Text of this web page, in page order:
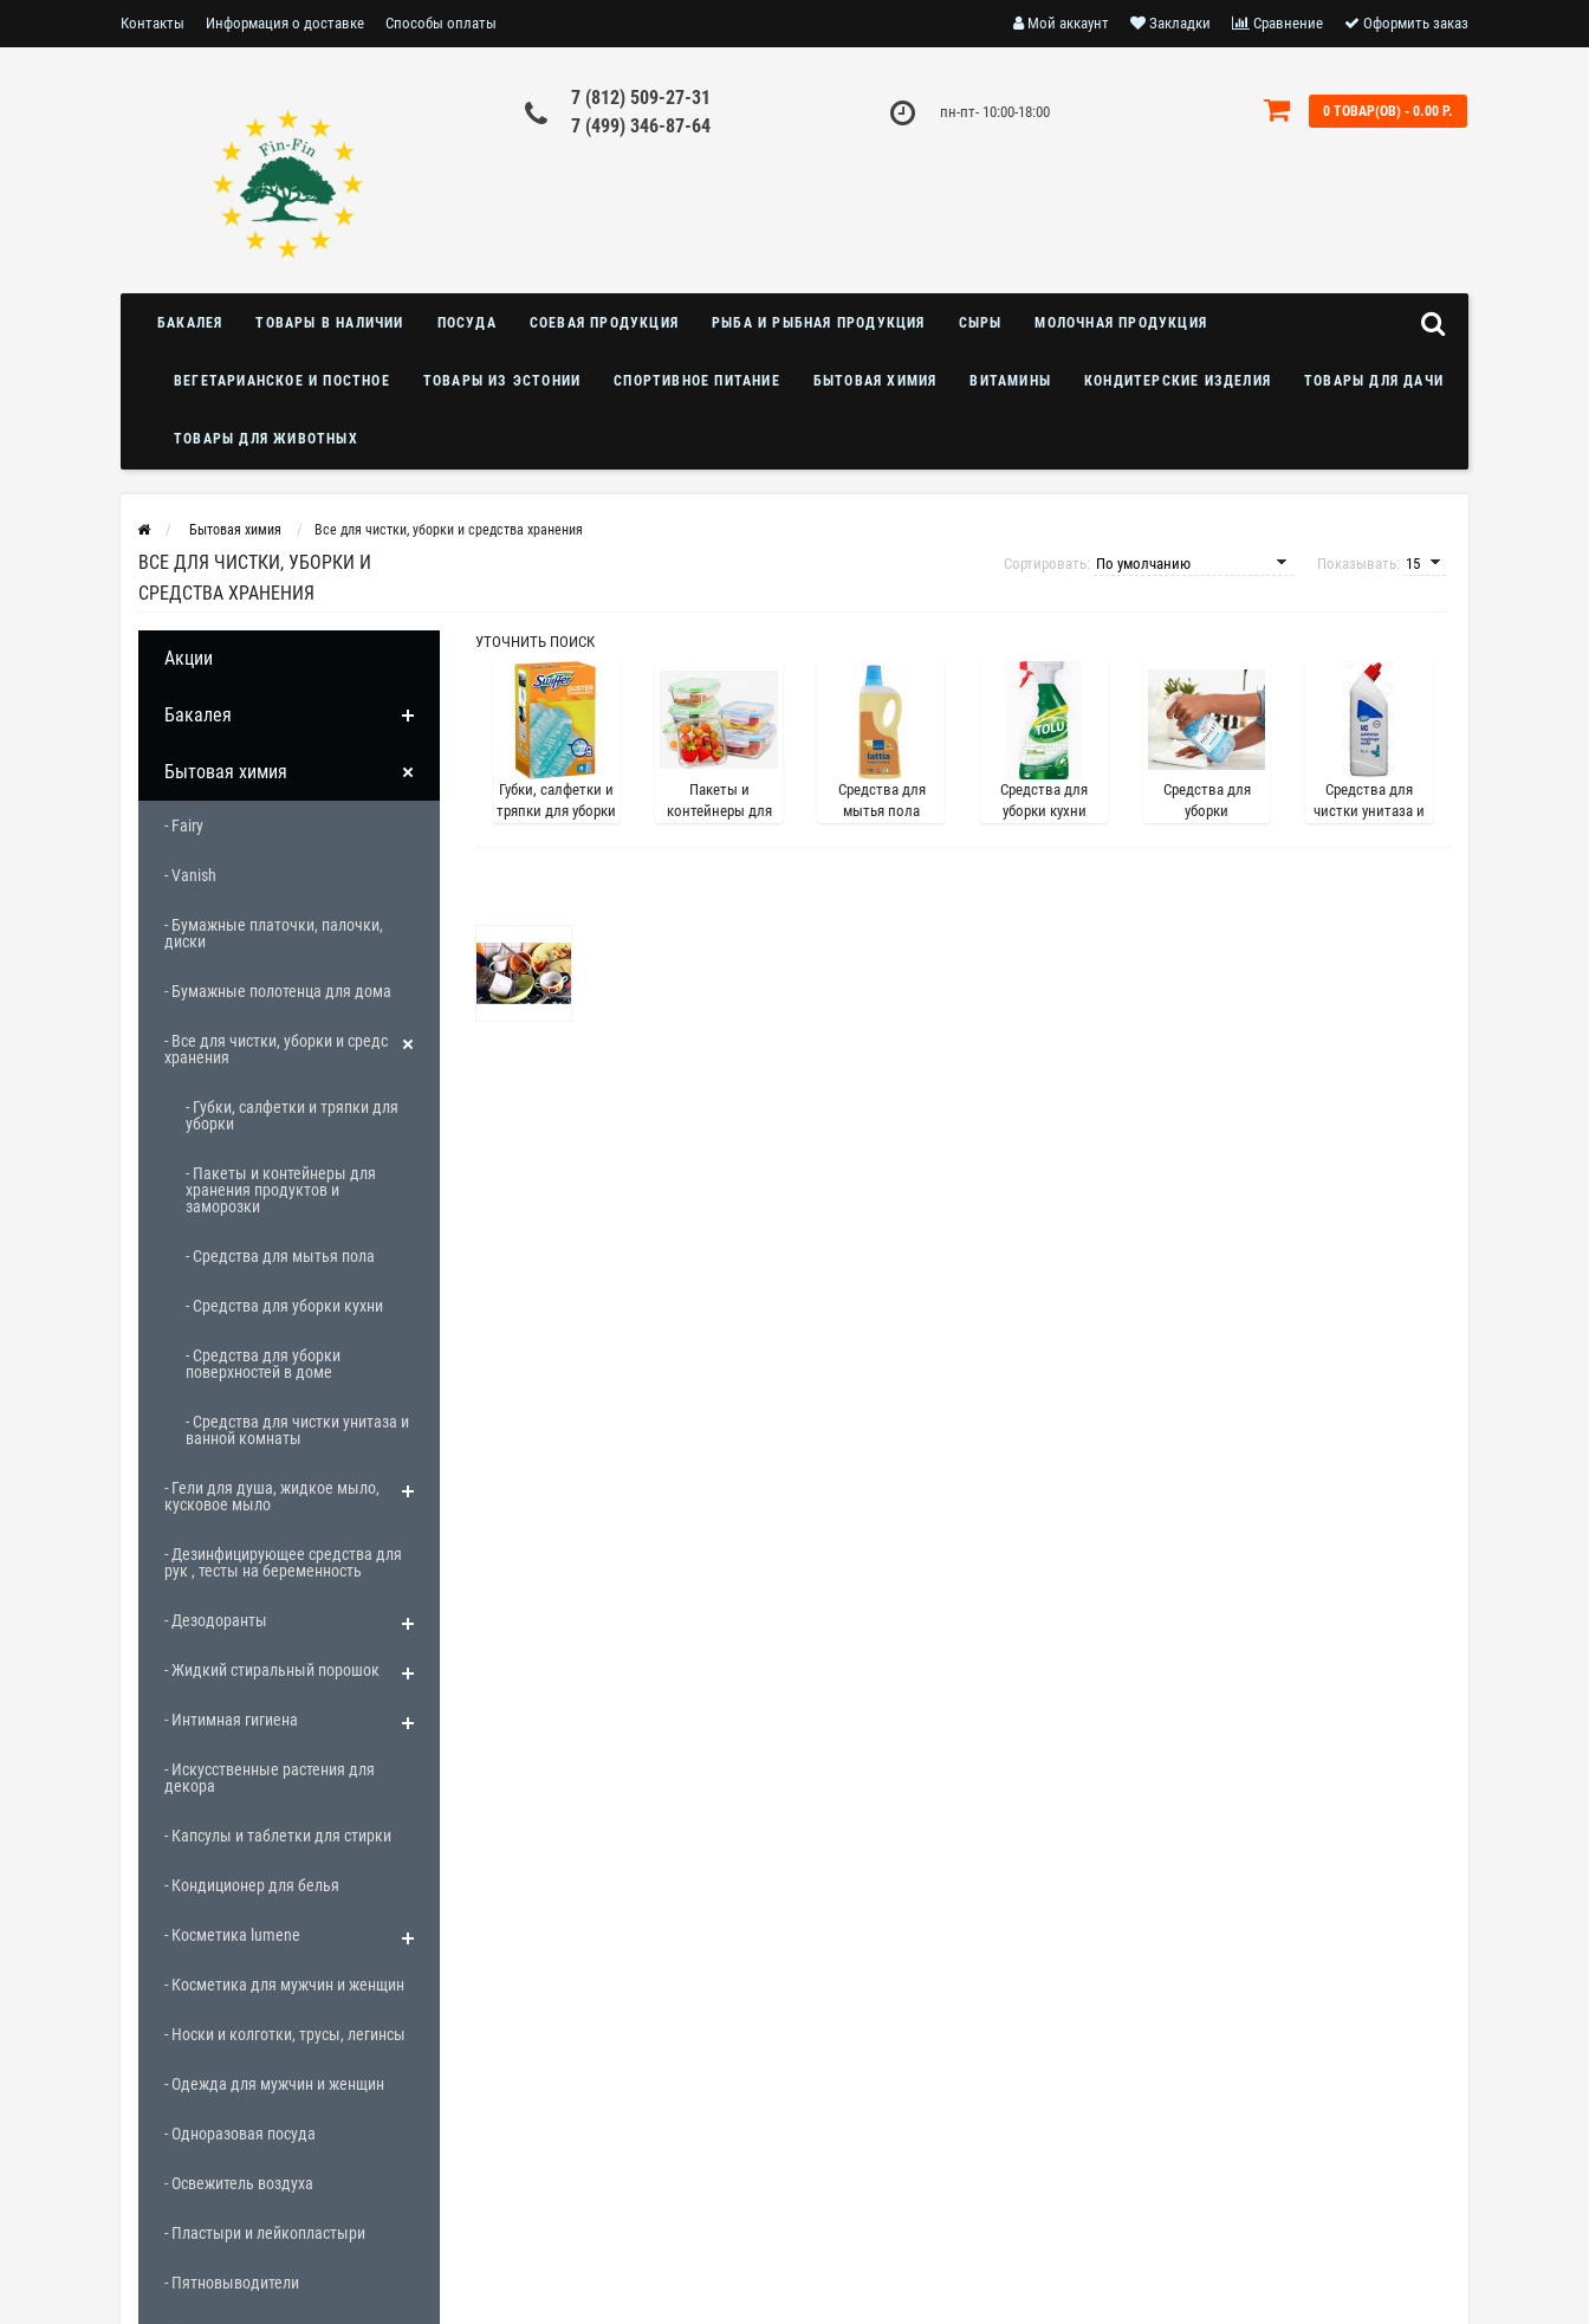
Контакты Информация о доставке Способы оплаты Мой аккаунт Закладки Сравнение Оформить заказ
7 (812) 509-27-31
7 (499) 346-87-64
пн-пт- 10:00-18:00 0 ТОВАР(ОВ) - 0.00 Р.
БАКАЛЕЯ ТОВАРЫ В НАЛИЧИИ ПОСУДА СОЕВАЯ ПРОДУКЦИЯ РЫБА И РЫБНАЯ ПРОДУКЦИЯ СЫРЫ МОЛОЧНАЯ ПРОДУКЦИЯ
ВЕГЕТАРИАНСКОЕ И ПОСТНОЕ ТОВАРЫ ИЗ ЭСТОНИИ СПОРТИВНОЕ ПИТАНИЕ БЫТОВАЯ ХИМИЯ ВИТАМИНЫ КОНДИТЕРСКИЕ ИЗДЕЛИЯ ТОВАРЫ ДЛЯ ДАЧИ
ТОВАРЫ ДЛЯ ЖИВОТНЫХ
Бытовая химия Все для чистки, уборки и средства хранения
ВСЕ ДЛЯ ЧИСТКИ, УБОРКИ И
СРЕДСТВА ХРАНЕНИЯ
Показывать:
Сортировать:
Акции
Бакалея
Бытовая химия
- Fairy
- Vanish
- Бумажные платочки, палочки,
диски
- Бумажные полотенца для дома
- Все для чистки, уборки и средства
хранения
- Губки, салфетки и тряпки для
уборки
- Пакеты и контейнеры для
хранения продуктов и
заморозки
- Средства для мытья пола
- Средства для уборки кухни
- Средства для уборки
поверхностей в доме
- Средства для чистки унитаза и
ванной комнаты
- Гели для душа, жидкое мыло,
кусковое мыло
- Дезинфицирующее средства для
рук , тесты на беременность
- Дезодоранты
- Жидкий стиральный порошок
- Интимная гигиена
- Искусственные растения для
декора
- Капсулы и таблетки для стирки
- Кондиционер для белья
- Косметика lumene
- Косметика для мужчин и женщин
- Носки и колготки, трусы, легинсы
- Одежда для мужчин и женщин
- Одноразовая посуда
- Освежитель воздуха
- Пластыри и лейкопластыри
- Пятновыводители
УТОЧНИТЬ ПОИСК
Губки, салфетки и
тряпки для уборки
Пакеты и
контейнеры для
Средства для
мытья пола
Средства для
уборки кухни
Средства для
уборки
Средства для
чистки унитаза и